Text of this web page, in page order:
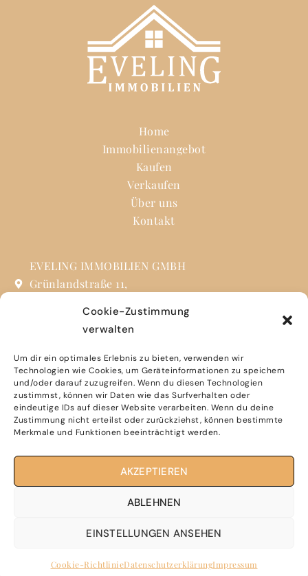
Cookie-Zustimmung
verwalten
Um dir ein optimales Erlebnis zu bieten, verwenden wir
Technologien wie Cookies, um Geräteinformationen zu speichern
und/oder darauf zuzugreifen. Wenn du diesen Technologien
zustimmst, können wir Daten wie das Surfverhalten oder
eindeutige IDs auf dieser Website verarbeiten. Wenn du deine
Zustimmung nicht erteilst oder zurückziehst, können bestimmte
Merkmale und Funktionen beeinträchtigt werden.
AKZEPTIEREN
ABLEHNEN
EINSTELLUNGEN ANSEHEN
Cookie-RichtlinieDatenschutzerklärungImpressum
Home
Immobilienangebot
Kaufen
Verkaufen
Über uns
Kontakt
EVELING IMMOBILIEN GMBH
Grünlandstraße 11,
info@eveling.de
+49 (0) 89 31 90 24 73
Sie finden uns auch auf Social Media
Impressum
Dateschutzerklärung
Erstellt von Maklermittel.de
©2023